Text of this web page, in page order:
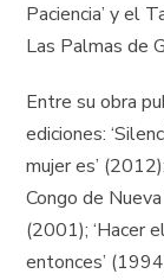
Paciencia’ y el
Las Palmas de
Entre su obra
ediciones:
mujer es’
Congo de
(2001); ‘Hacer
entonces’